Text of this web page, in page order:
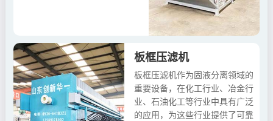
板框压滤机
板框压滤机作为固液分离领域的
重要设备，在化工行业、冶金行
业、石油化工等行业中具有广泛
的应用，为这些行业提供了可靠